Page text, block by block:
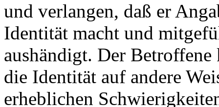
und verlangen, daß er
Identität macht und
aushändigt. Der
die Identität auf andere
erheblichen